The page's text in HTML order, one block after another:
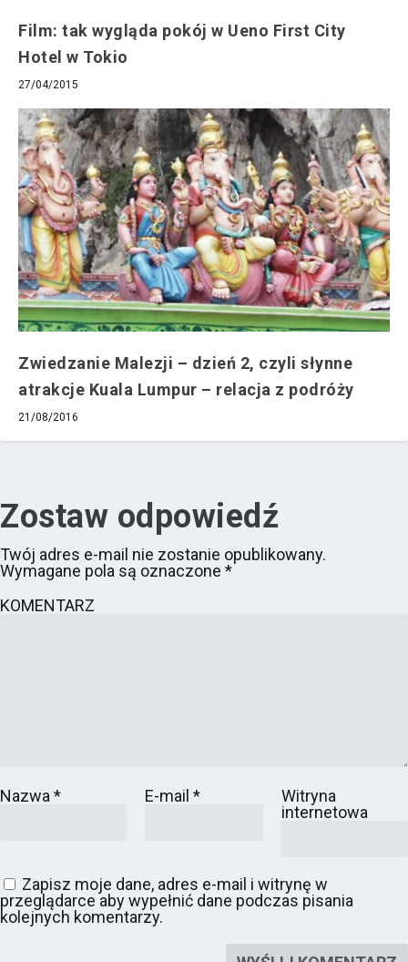
Film: tak wygląda pokój w Ueno First City
Hotel w Tokio
27/04/2015
Zwiedzanie Malezji – dzień 2, czyli słynne
atrakcje Kuala Lumpur – relacja z podróży
21/08/2016
Zostaw odpowiedź
Twój adres e-mail nie zostanie opublikowany.
Wymagane pola są oznaczone *
KOMENTARZ
Nazwa* E-mail*
Witryna
internetowa
Zapisz moje dane, adres e-mail i witrynę w
przeglądarce aby wypełnić dane podczas pisania
kolejnych komentarzy.